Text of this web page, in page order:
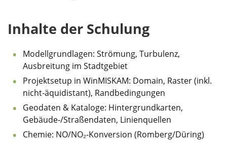
Inhalte der Schulung
Modellgrundlagen: Strömung, Turbulenz,
Ausbreitung im Stadtgebiet
Projektsetup in WinMISKAM: Domain, Raster (inkl.
nicht‑äquidistant), Randbedingungen
Geodaten & Kataloge: Hintergrundkarten,
Gebäude‑/Straßendaten, Linienquellen
Chemie: NO/NO₂‑Konversion (Romberg/Düring)